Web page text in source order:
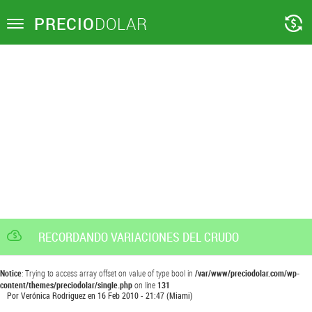
Toggle PRECIODOLAR
RECORDANDO VARIACIONES DEL CRUDO
Notice: Trying to access array offset on value of type bool in /var/www/preciodolar.com/wp-
content/themes/preciodolar/single.phpon line131
PorVerónica Rodriguezen16 Feb 2010 - 21:47(Miami)